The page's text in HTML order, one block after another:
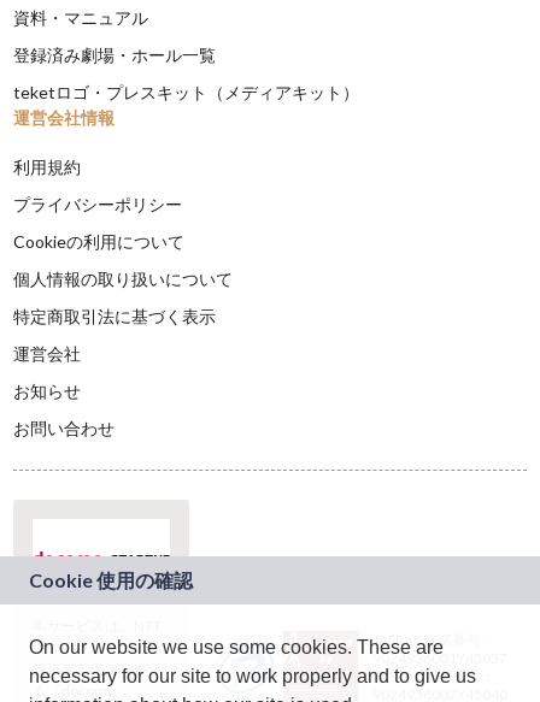
資料・マニュアル
登録済み劇場・ホール一覧
teketロゴ・プレスキット（メディアキット）
運営会社情報
利用規約
プライバシーポリシー
Cookieの利用について
個人情報の取り扱いについて
特定商取引法に基づく表示
運営会社
お知らせ
お問い合わせ
ドコモグループの新
規事業創出プログラ
ム「docomo
JASRAC許諾番号：
9024936001Y45037
JASRAC許諾番号：
On our website we use some cookies. These are
necessary for our site to work properly and to give us